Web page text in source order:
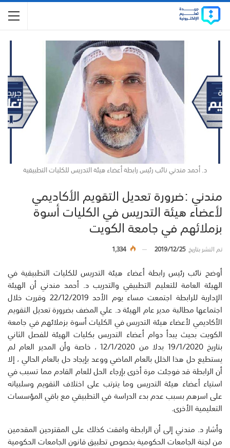
د. أحمد مندني نائب رئيس رابطة أعضاء هيئة التدريس للكليات التطبيقية
مندني :ضرورة تعديل التقويم الأكاديمي
لأعضاء هيئة التدريس في الكليات أسوة
بزملائهم في جامعة الكويت
تم النشر بتاريخ2019/12/25
1,334
أوضح نائب رئيس رابطة أعضاء هيئة التدريس للكليات التطبيقية في
الهيئة العامة للتعليم التطبيقي والتدريب د. أحمد مندني أن الهيئة
الإدارية للرابطة اجتمعت مساء يوم الأحد 22/12/2019 وقررت خلال
اجتماعها مطالبة مدير عام الهيئة د. علي المضف بضرورة تعديل التقويم
الأكاديمي لأعضاء هيئة التدريس في الكليات أسوة بزملائهم في جامعة
الكويت بحيث يبدأ دوام أعضاء التدريس بكليات الهيئة للفصل الثاني
بتاريخ 19/1/2020 بدلا من 12/1/2020 ، خاصة وأن المدير العام لم
يستطيع حل هذا الخلل بالعام الماضي ووعد بإيجاد حل بالعام الحالي ، إلا
أن الرابطة قد فوجئت مرة أخرى بإرجاء الحل للعام القادم مما تسبب في
استياء أعضاء هيئة التدريس وما يترتب على اختلاف التقويم وسلبياته
على اسرهم بسبب عدم بدء الدراسة في التطبيقي مع باقي المؤسسات
التعليمية الأخرى.
وأشار د. مندني إلى أن الرابطة وافقت كذلك على المقترحين المقدمين
من لجنة الجامعات الحكومية بخصوص تطبيق قانون الجامعات الحكومية